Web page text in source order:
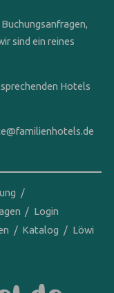
sind ein reines
Hotels
Login
Katalog
Löwi